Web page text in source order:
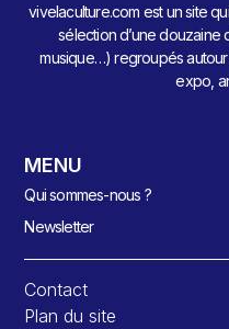
vivelaculture.com est un site
sélection d’une douzaine
musique…) regroupés autour
expo,
MENU
Qui sommes-nous ?
Newsletter
Contact
Plan du site